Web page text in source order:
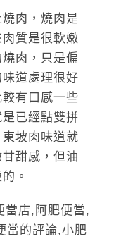
肉，燒肉是
質是很軟嫩
肉，只是偏
道處理很好
有口感一些
已經點雙拼
坡肉味道就
甜感，但油
。